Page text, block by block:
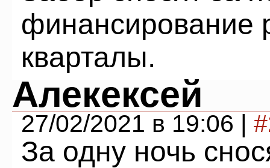
финансирование
кварталы.
Алекексей
27/02/2021 в 19:06 |
За одну ночь